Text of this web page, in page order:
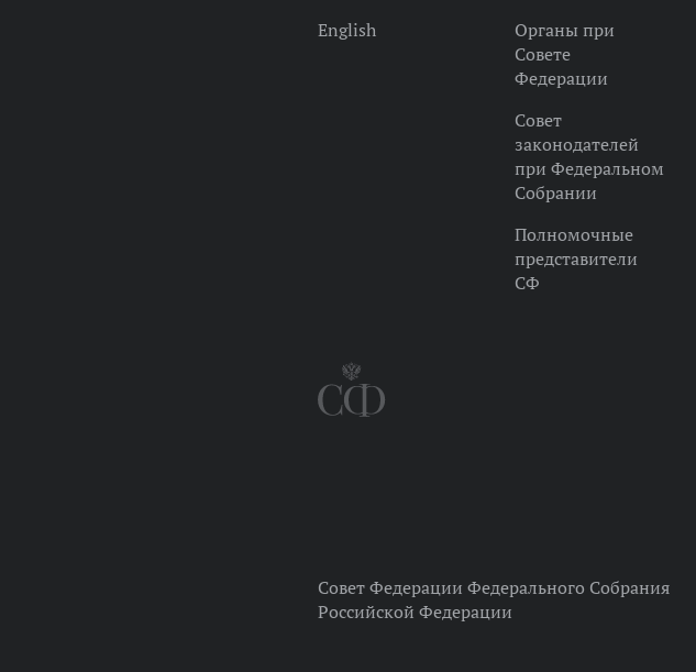
English
Органы при
Совете
Федерации
Совет
законодателей
при Федеральном
Собрании
Полномочные
представители
СФ
Совет Федерации Федерального Собрания
Российской Федерации